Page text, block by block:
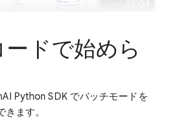
ドで始めら
Python SDK でバッチモードを
ます。